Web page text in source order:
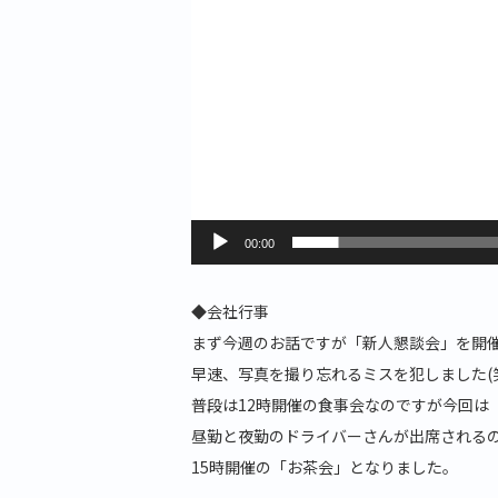
00:00
◆会社行事
まず今週のお話ですが「新人懇談会」を開
早速、写真を撮り忘れるミスを犯しました(
普段は12時開催の食事会なのですが今回は
昼勤と夜勤のドライバーさんが出席される
15時開催の「お茶会」となりました。